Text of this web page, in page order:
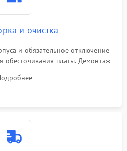
и очистка
и обязательное отключение
обесточивания платы. Демонтаж
с кристаллов чипов.